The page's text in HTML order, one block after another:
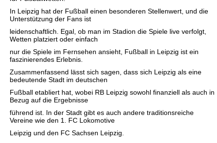
In Leipzig hat der Fußball einen besonderen Stellenwert, und die
Unterstützung der Fans ist
leidenschaftlich. Egal, ob man im Stadion die Spiele live verfolgt,
Wetten platziert oder einfach
nur die Spiele im Fernsehen ansieht, Fußball in Leipzig ist ein
faszinierendes Erlebnis.
Zusammenfassend lässt sich sagen, dass sich Leipzig als eine
bedeutende Stadt im deutschen
Fußball etabliert hat, wobei RB Leipzig sowohl finanziell als auch in
Bezug auf die Ergebnisse
führend ist. In der Stadt gibt es auch andere traditionsreiche
Vereine wie den 1. FC Lokomotive
Leipzig und den FC Sachsen Leipzig.